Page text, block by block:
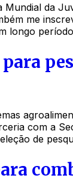
da
me
longo
com a
de